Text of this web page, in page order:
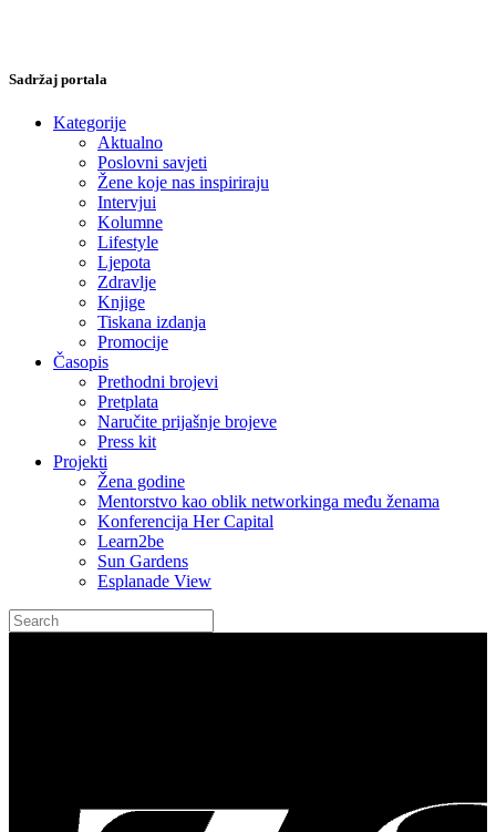
Sadržaj portala
Kategorije
Aktualno
Poslovni savjeti
Žene koje nas inspiriraju
Intervjui
Kolumne
Lifestyle
Ljepota
Zdravlje
Knjige
Tiskana izdanja
Promocije
Časopis
Prethodni brojevi
Pretplata
Naručite prijašnje brojeve
Press kit
Projekti
Žena godine
Mentorstvo kao oblik networkinga među ženama
Konferencija Her Capital
Learn2be
Sun Gardens
Esplanade View